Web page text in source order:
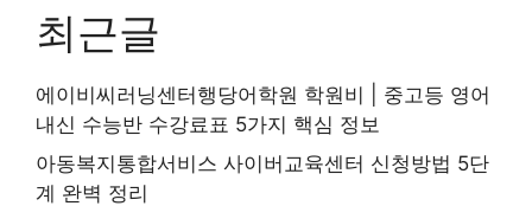
최근글
에이비씨러닝센터행당어학원 학원비 | 중고등 영어
내신 수능반 수강료표 5가지 핵심 정보
아동복지통합서비스 사이버교육센터 신청방법 5단
계 완벽 정리